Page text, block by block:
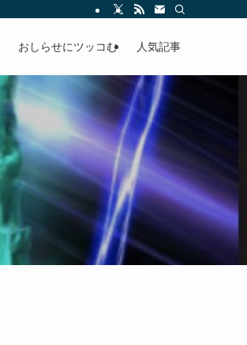
おしらせにツッコむ 人気記事